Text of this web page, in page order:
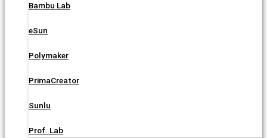
Bambu Lab
eSun
Polymaker
PrimaCreator
Sunlu
Prof. Lab